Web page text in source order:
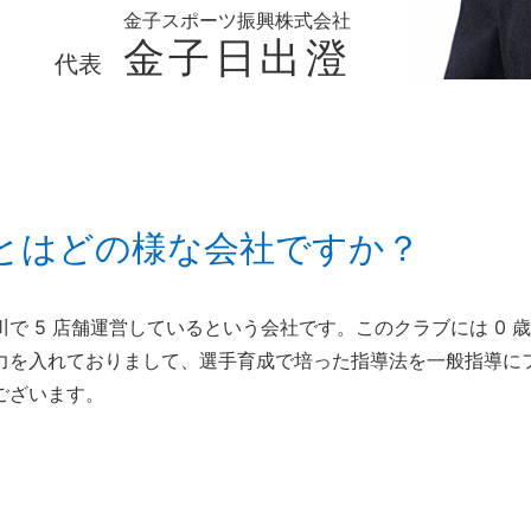
金子スポーツ振興株式会社
代表 金子日出澄
はどの様な会社ですか？
5 店舗運営しているという会社です。このクラブには 0
入れておりまして、選手育成で培った指導法を一般指導
います。